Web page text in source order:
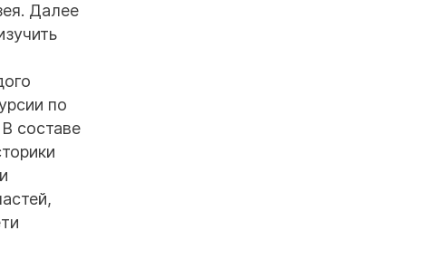
Далее
по
составе